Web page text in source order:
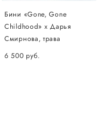
Бини «Gone, Gone
Childhood» x Дарья
Смирнова, трава
6 500 pуб.